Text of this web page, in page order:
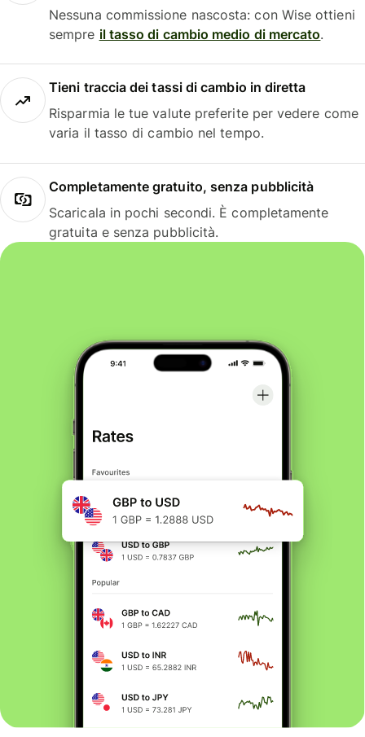
Nessuna commissione nascosta: con Wise ottieni
sempre il tasso di cambio medio di mercato.
Tieni traccia dei tassi di cambio in diretta
Risparmia le tue valute preferite per vedere come
varia il tasso di cambio nel tempo.
Completamente gratuito, senza pubblicità
Scaricala in pochi secondi. È completamente
gratuita e senza pubblicità.